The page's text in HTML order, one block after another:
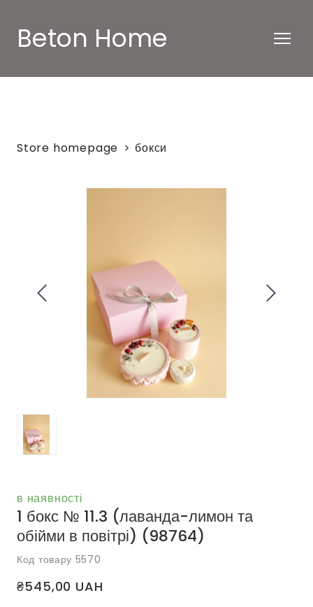
Beton Home
Store homepage бокси
в наявності
1 бокс № 11.3 (лаванда-лимон та
обійми в повітрі) (98764)
Код товару 5570
₴545,00 UAH